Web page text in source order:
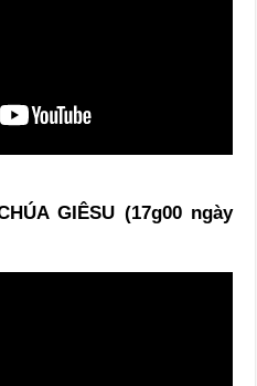
GIÊSU (17g00 ngày